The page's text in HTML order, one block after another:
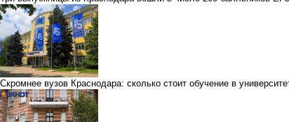
Скромнее вузов Краснодара: сколько стоит обучение в